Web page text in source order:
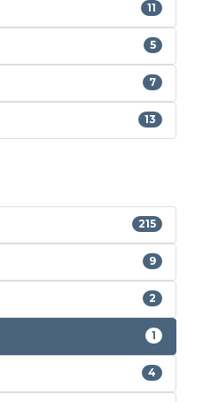
11
5
7
13
215
9
2
1
4